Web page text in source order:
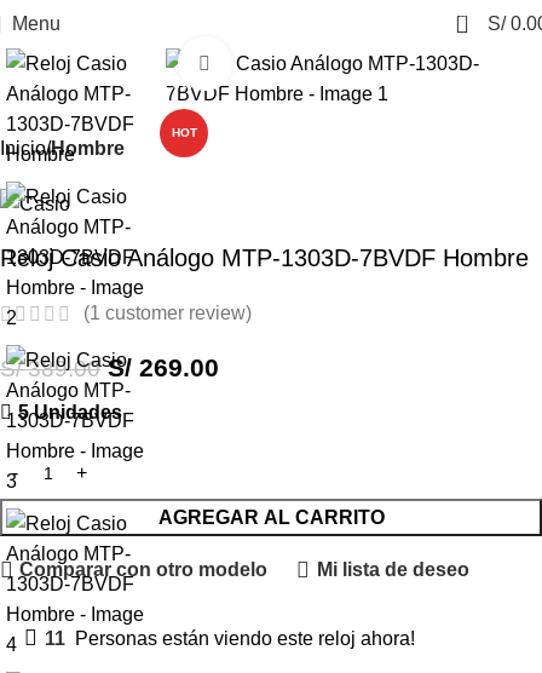
Menu 0 S/
-31%
HOT
Click to enlarge
Inicio Hombre
Reloj Casio Análogo MTP-1303D-7BVDF Hombre
(1 customer review)
S/389.00 S/ 269.00
5 Unidades
AGREGAR AL CARRITO
Comparar con otro modelo Mi lista de deseo
11 Personas están viendo este reloj ahora!